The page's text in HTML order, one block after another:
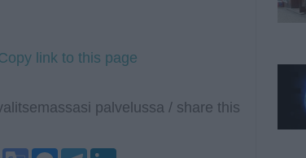
link to this page
palvelussa / share this